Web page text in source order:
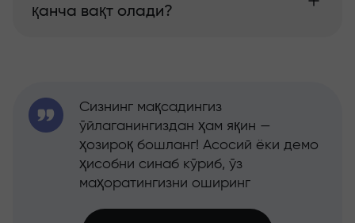
қанча вақт олади?
Сизнинг мақсадингиз
ўйлаганингиздан ҳам яқин —
ҳозироқ бошланг! Асосий ёки демо
ҳисобни синаб кўриб, ўз
маҳоратингизни оширинг